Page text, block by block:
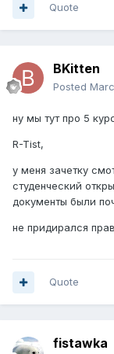
Quote
BKitten
Posted
ну мы тут про 5
R-Tist,
у меня зачетку
студенческий
документы были
не придирался
Quote
fistawka